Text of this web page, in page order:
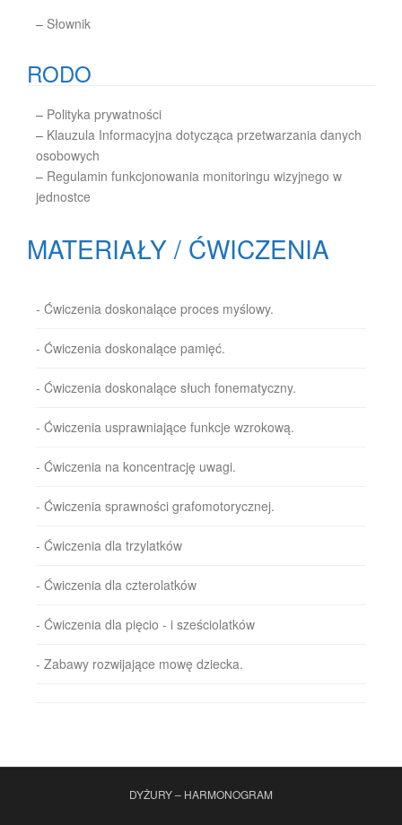
– Słownik
RODO
– Polityka prywatności
– Klauzula Informacyjna dotycząca przetwarzania danych
osobowych
– Regulamin funkcjonowania monitoringu wizyjnego w
jednostce
MATERIAŁY / ĆWICZENIA
- Ćwiczenia doskonalące proces myślowy.
- Ćwiczenia doskonalące pamięć.
- Ćwiczenia doskonalące słuch fonematyczny.
- Ćwiczenia usprawniające funkcje wzrokową.
- Ćwiczenia na koncentrację uwagi.
- Ćwiczenia sprawności grafomotorycznej.
- Ćwiczenia dla trzylatków
- Ćwiczenia dla czterolatków
- Ćwiczenia dla pięcio - i sześciolatków
- Zabawy rozwijające mowę dziecka.
DYŻURY – HARMONOGRAM